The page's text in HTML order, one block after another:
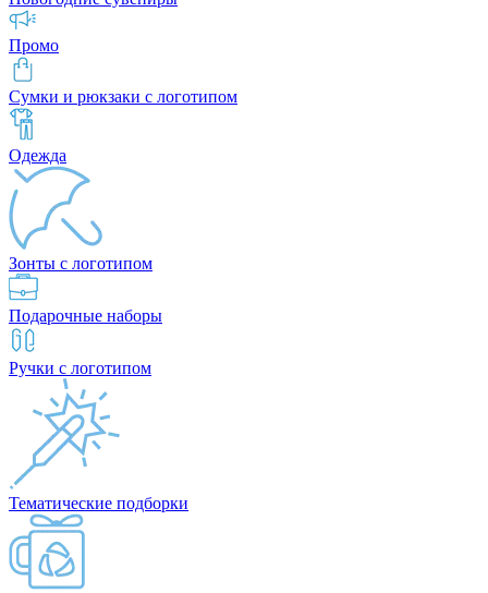
Промо
Сумки и рюкзаки с логотипом
Одежда
Зонты с логотипом
Подарочные наборы
Ручки с логотипом
Тематические подборки